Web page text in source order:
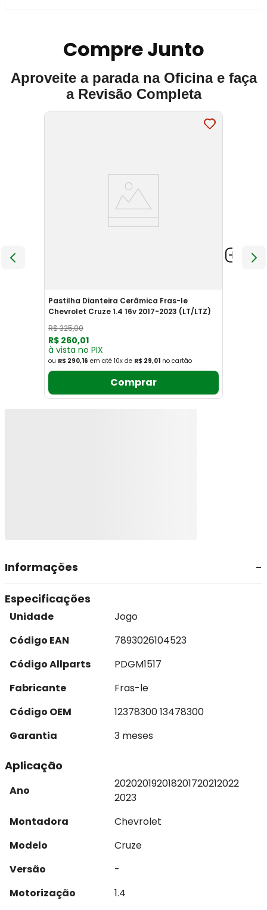
Compre Junto
Aproveite a parada na Oficina e faça
a Revisão Completa
Pastilha Dianteira Cerâmica Fras-le
Chevrolet Cruze 1.4 16v 2017-2023 (LT/LTZ)
R$325,00
R$ 260,01
à vista no PIX
ou R$ 290,16 em até 10x de R$ 29,01 no cartão
Comprar
Informações
Especificações
Unidade
Jogo
Código EAN
7893026104523
Código Allparts
PDGM1517
Fabricante
Fras-le
Código OEM
12378300 13478300
Garantia
3 meses
Aplicação
Ano
202020192018201720212022
2023
Montadora
Chevrolet
Modelo
Cruze
Versão
-
Motorização
1.4